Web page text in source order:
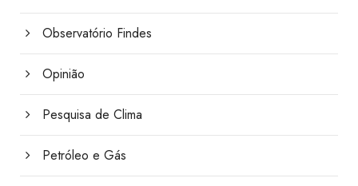
Observatório Findes
Opinião
Pesquisa de Clima
Petróleo e Gás